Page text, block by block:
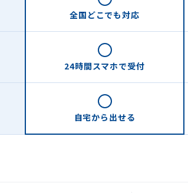
全国どこでも対応
24時間スマホで受付
自宅から 出せる